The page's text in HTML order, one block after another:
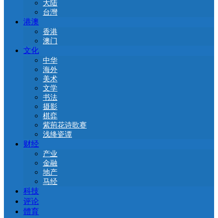
大陆
台灣
港澳
香港
澳门
文化
中华
海外
美术
文学
书法
摄影
棋弈
紫荊花诗歌赛
浅绛瓷谭
财经
产业
金融
地产
马经
科技
评论
體育